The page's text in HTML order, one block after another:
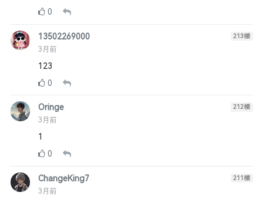
0
13502269000
3月前
213楼
123
0
Oringe
3月前
212楼
1
0
ChangeKing7
3月前
211楼